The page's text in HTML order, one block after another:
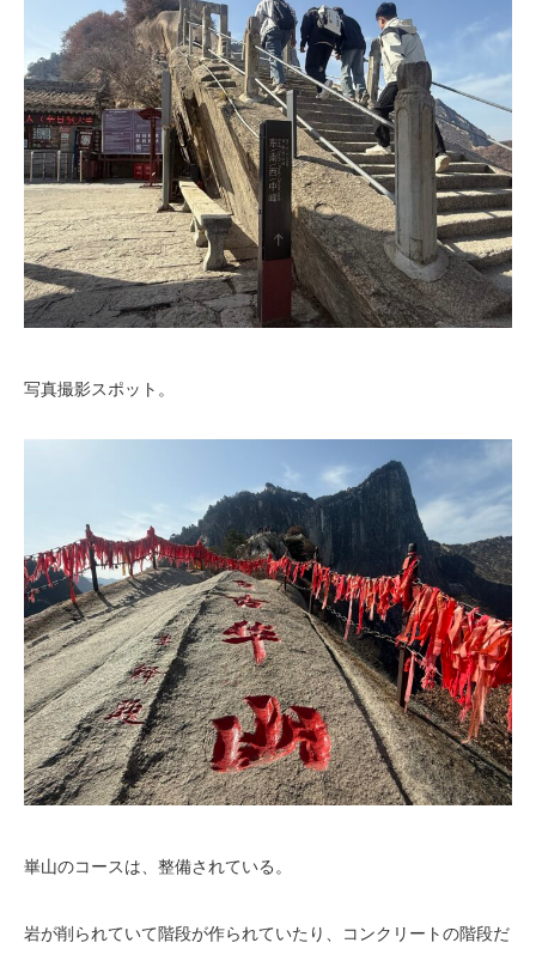
写真撮影スポット。
崋山のコースは、整備されている。
岩が削られていて階段が作られていたり、コンクリートの階段だ